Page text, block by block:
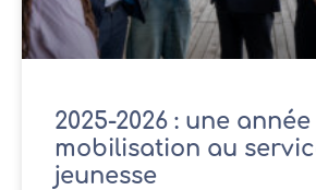
2025-2026 : une
mobilisation au
jeunesse